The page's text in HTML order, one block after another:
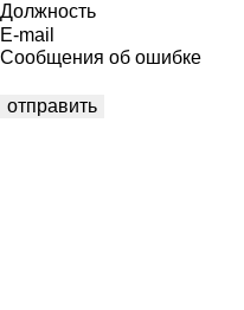
Должность
E-mail
Сообщения об ошибке